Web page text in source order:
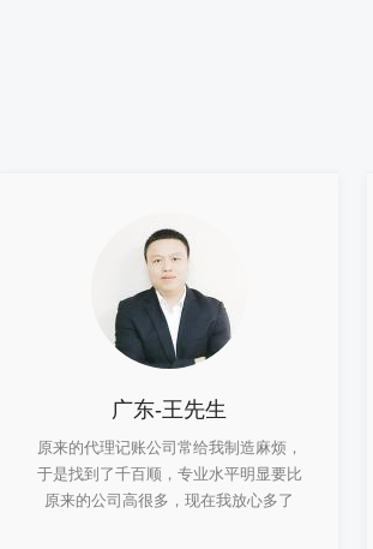
广东-王先生
原来的代理记账公司常给我制造麻烦，
于是找到了千百顺，专业水平明显要比
原来的公司高很多，现在我放心多了